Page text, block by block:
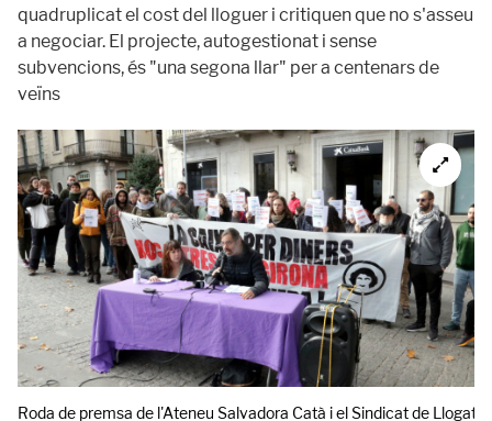
quadruplicat el cost del lloguer i critiquen que no s'asseu
a negociar. El projecte, autogestionat i sense
subvencions, és "una segona llar" per a centenars de
veïns
Roda de premsa de l'Ateneu Salvadora Catà i el Sindicat de